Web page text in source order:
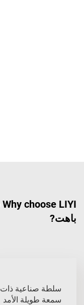
باهت?
سلطة صناعية ذات
سمعة طويلة الأمد